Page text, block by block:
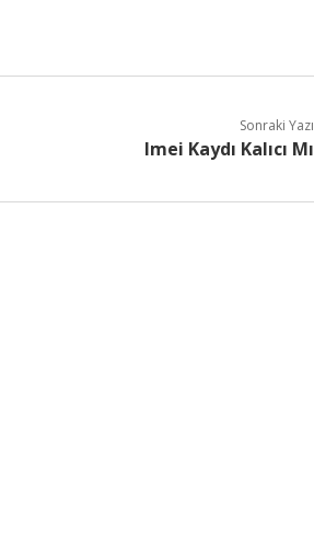
Sonraki Yazı
Imei Kaydı Kalıcı Mı